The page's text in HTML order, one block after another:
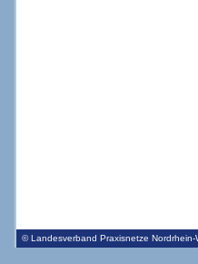
© Landesverband Praxisnetze Nordrhein-